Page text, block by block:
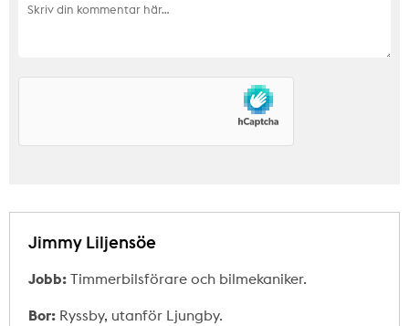
Jimmy Liljensöe
Jobb: Timmerbilsförare och bilmekaniker.
Bor: Ryssby, utanför Ljungby.